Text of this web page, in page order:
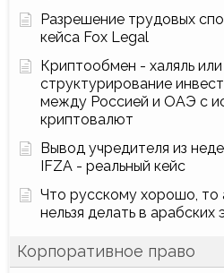
Разрешение трудовых
кейса Fox Legal
Криптообмен - халяль
структурирование
между Россией и ОАЭ с
криптовалют
Вывод учредителя из
IFZA - реальный кейс
Что русскому хорошо, то
нельзя делать в
Корпоративное право